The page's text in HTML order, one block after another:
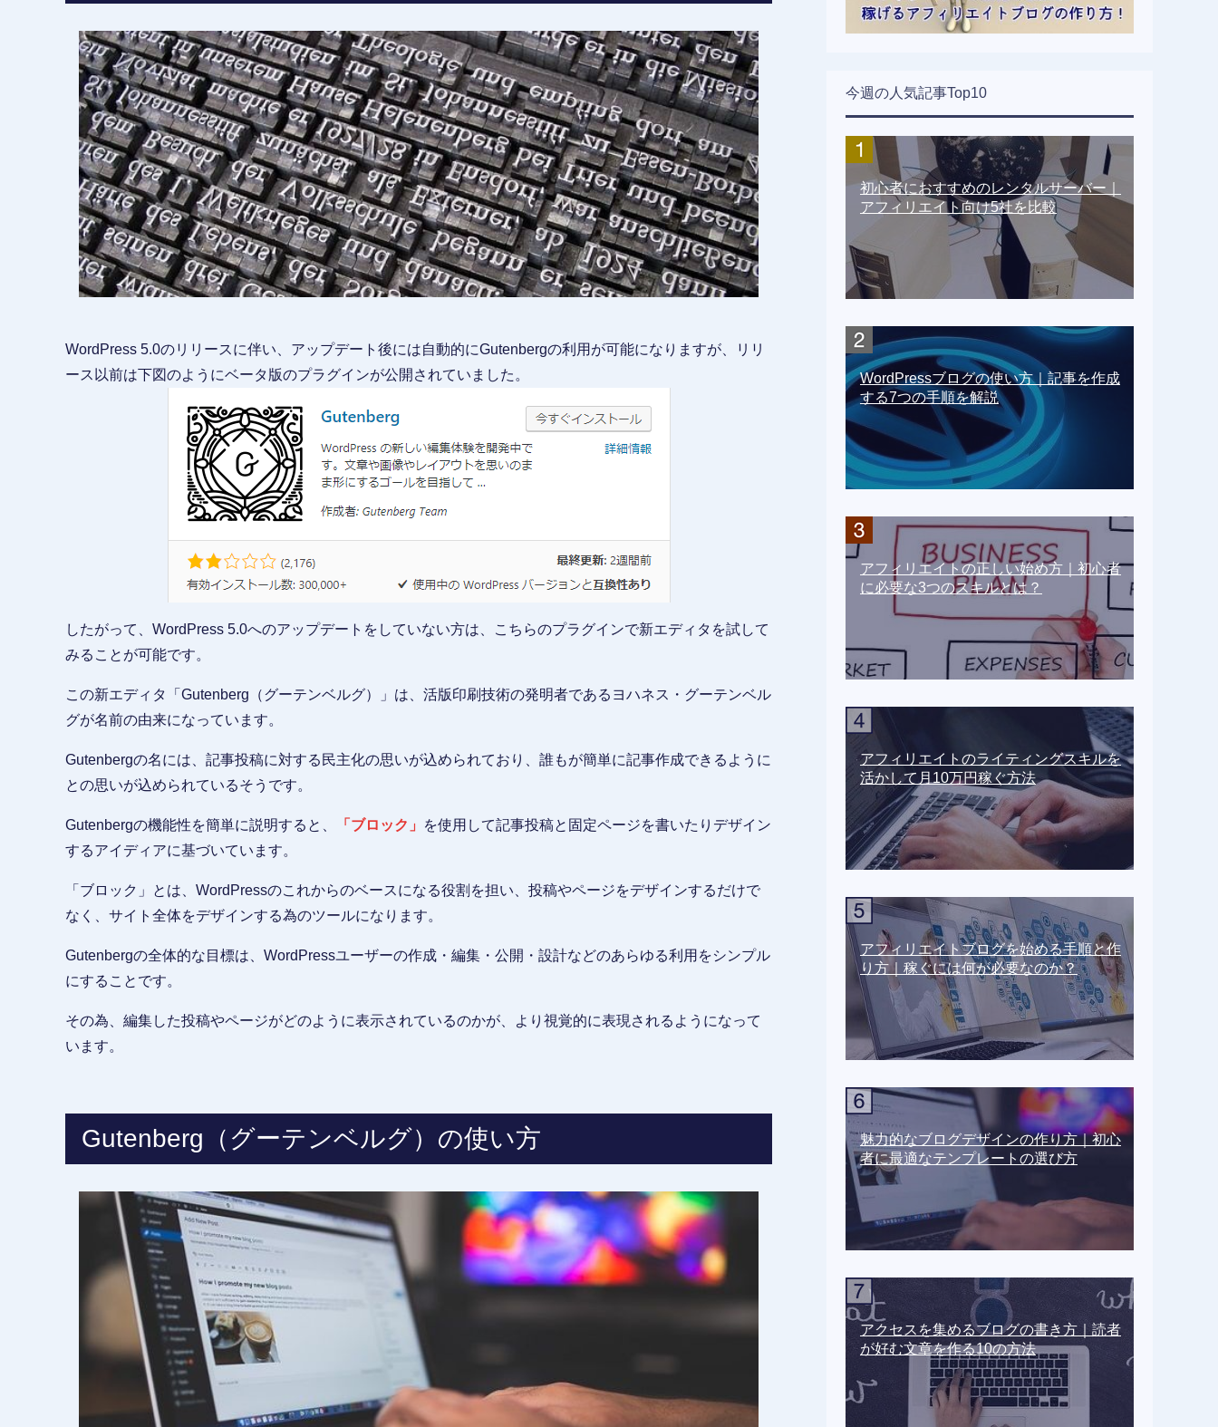
WordPress 5.0のリリースに伴い、アップデート後には自動的にGutenbergの利用が可能になりますが、リリ
ース以前は下図のようにベータ版のプラグインが公開されていました。
したがって、WordPress 5.0へのアップデートをしていない方は、こちらのプラグインで新エディタを試して
みることが可能です。
この新エディタ「Gutenberg（グーテンベルグ）」は、活版印刷技術の発明者であるヨハネス・グーテンベル
グが名前の由来になっています。
Gutenbergの名には、記事投稿に対する民主化の思いが込められており、誰もが簡単に記事作成できるように
との思いが込められているそうです。
Gutenbergの機能性を簡単に説明すると、 「ブロック」
を使用して記事投稿と固定ページを書いたりデザイン
するアイディアに基づいています。
「ブロック」とは、WordPressのこれからのベースになる役割を担い、投稿やページをデザインするだけで
なく、サイト全体をデザインする為のツールになります。
Gutenbergの全体的な目標は、WordPressユーザーの作成・編集・公開・設計などのあらゆる利用をシンプル
にすることです。
その為、編集した投稿やページがどのように表示されているのかが、より視覚的に表現されるようになって
います。
Gutenberg（グーテンベルグ）の使い方
今週の人気記事Top10
初心者におすすめのレンタルサーバー｜
アフィリエイト向け5社を比較
WordPressブログの使い方｜記事を作成
する7つの手順を解説
アフィリエイトの正しい始め方｜初心者
に必要な3つのスキルとは？
アフィリエイトのライティングスキルを
活かして月10万円稼ぐ方法
アフィリエイトブログを始める手順と作
り方｜稼ぐには何が必要なのか？
魅力的なブログデザインの作り方｜初心
者に最適なテンプレートの選び方
アクセスを集めるブログの書き方｜読者
が好む文章を作る10の方法